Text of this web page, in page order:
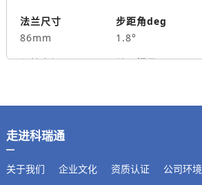
14
单出轴
重量kg
3.6
法兰尺寸
86mm
步距角deg
1.8°
保持力矩N.m
转子惯量g.cm²
轴径
出轴方式
5.0
走进科瑞通
关于我们 企业文化 资质认证 公司环境